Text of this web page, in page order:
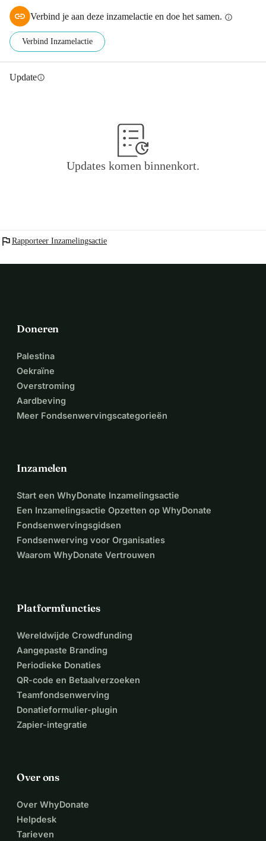
Verbind je aan deze inzamelactie en doe het samen. info
Verbind Inzamelactie
Updateinfo
Updates komen binnenkort.
flag Rapporteer Inzamelingsactie
Doneren
Palestina
Oekraïne
Overstroming
Aardbeving
Meer Fondsenwervingscategorieën
Inzamelen
Start een WhyDonate Inzamelingsactie
Een Inzamelingsactie Opzetten op WhyDonate
Fondsenwervingsgidsen
Fondsenwerving voor Organisaties
Waarom WhyDonate Vertrouwen
Platformfuncties
Wereldwijde Crowdfunding
Aangepaste Branding
Periodieke Donaties
QR-code en Betaalverzoeken
Teamfondsenwerving
Donatieformulier-plugin
Zapier-integratie
Over ons
Over WhyDonate
Helpdesk
Tarieven